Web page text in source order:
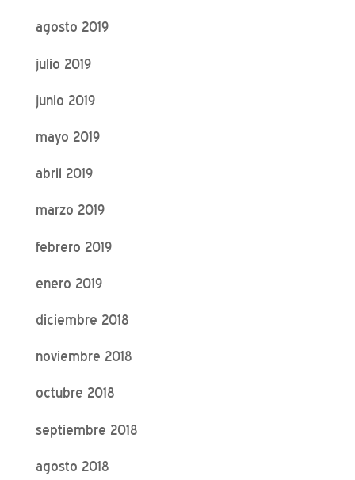
agosto 2019
julio 2019
junio 2019
mayo 2019
abril 2019
marzo 2019
febrero 2019
enero 2019
diciembre 2018
noviembre 2018
octubre 2018
septiembre 2018
agosto 2018